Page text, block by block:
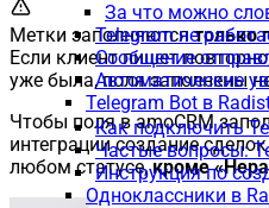
За что можно
Telegram не
Сообщение
Автоматические
Telegram Bot в
Как подключить
Частые вопросы:
Инструкция по
Одноклассники в
Метки заполняютсятолько
Если клиент пишет
уже была, поля заполнены
Чтобы поля в amoCRM
интеграции создание
любом статусе,кроме